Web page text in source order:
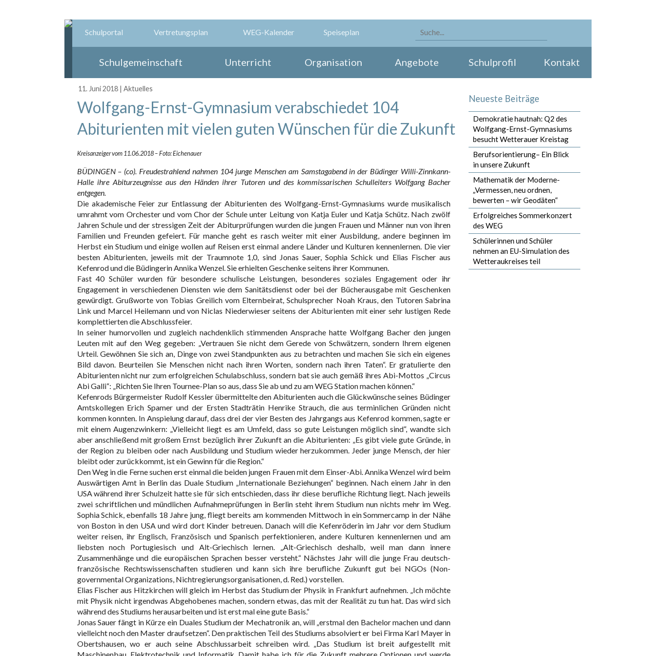
Schulportal Vertretungsplan WEG-Kalender Speiseplan
Schulgemeinschaft Unterricht Organisation Angebote Schulprofil Kontakt
11. Juni 2018 |Aktuelles
Wolfgang-Ernst-Gymnasium verabschiedet 104
Abiturienten mit vielen guten Wünschen für die Zukunft
Kreisanzeiger vom 11.06.2018 – Foto: Eichenauer
BÜDINGEN – (co). Freudestrahlend nahmen 104 junge Menschen am Samstagabend in der Büdinger Willi-Zinnkann-
Halle ihre Abiturzeugnisse aus den Händen ihrer Tutoren und des kommissarischen Schulleiters Wolfgang Bacher
entgegen.
Die akademische Feier zur Entlassung der Abiturienten des Wolfgang-Ernst-Gymnasiums wurde musikalisch
umrahmt vom Orchester und vom Chor der Schule unter Leitung von Katja Euler und Katja Schütz. Nach zwölf
Jahren Schule und der stressigen Zeit der Abiturprüfungen wurden die jungen Frauen und Männer nun von ihren
Familien und Freunden gefeiert. Für manche geht es rasch weiter mit einer Ausbildung, andere beginnen im
Herbst ein Studium und einige wollen auf Reisen erst einmal andere Länder und Kulturen kennenlernen. Die vier
besten Abiturienten, jeweils mit der Traumnote 1,0, sind Jonas Sauer, Sophia Schick und Elias Fischer aus
Kefenrod und die Büdingerin Annika Wenzel. Sie erhielten Geschenke seitens ihrer Kommunen.
Fast 40 Schüler wurden für besondere schulische Leistungen, besonderes soziales Engagement oder ihr
Engagement in verschiedenen Diensten wie dem Sanitätsdienst oder bei der Bücherausgabe mit Geschenken
gewürdigt. Grußworte von Tobias Greilich vom Elternbeirat, Schulsprecher Noah Kraus, den Tutoren Sabrina
Link und Marcel Heilemann und von Niclas Niederwieser seitens der Abiturienten mit einer sehr lustigen Rede
komplettierten die Abschlussfeier.
In seiner humorvollen und zugleich nachdenklich stimmenden Ansprache hatte Wolfgang Bacher den jungen
Leuten mit auf den Weg gegeben: „Vertrauen Sie nicht dem Gerede von Schwätzern, sondern Ihrem eigenen
Urteil. Gewöhnen Sie sich an, Dinge von zwei Standpunkten aus zu betrachten und machen Sie sich ein eigenes
Bild davon. Beurteilen Sie Menschen nicht nach ihren Worten, sondern nach ihren Taten“. Er gratulierte den
Abiturienten nicht nur zum erfolgreichen Schulabschluss, sondern bat sie auch gemäß ihres Abi-Mottos „Circus
Abi Galli“: „Richten Sie Ihren Tournee-Plan so aus, dass Sie ab und zu am WEG Station machen können.“
Kefenrods Bürgermeister Rudolf Kessler übermittelte den Abiturienten auch die Glückwünsche seines Büdinger
Amtskollegen Erich Spamer und der Ersten Stadträtin Henrike Strauch, die aus terminlichen Gründen nicht
kommen konnten. In Anspielung darauf, dass drei der vier Besten des Jahrgangs aus Kefenrod kommen, sagte er
mit einem Augenzwinkern: „Vielleicht liegt es am Umfeld, dass so gute Leistungen möglich sind“, wandte sich
aber anschließend mit großem Ernst bezüglich ihrer Zukunft an die Abiturienten: „Es gibt viele gute Gründe, in
der Region zu bleiben oder nach Ausbildung und Studium wieder herzukommen. Jeder junge Mensch, der hier
bleibt oder zurückkommt, ist ein Gewinn für die Region.“
Den Weg in die Ferne suchen erst einmal die beiden jungen Frauen mit dem Einser-Abi. Annika Wenzel wird beim
Auswärtigen Amt in Berlin das Duale Studium „Internationale Beziehungen“ beginnen. Nach einem Jahr in den
USA während ihrer Schulzeit hatte sie für sich entschieden, dass ihr diese berufliche Richtung liegt. Nach jeweils
zwei schriftlichen und mündlichen Aufnahmeprüfungen in Berlin steht ihrem Studium nun nichts mehr im Weg.
Sophia Schick, ebenfalls 18 Jahre jung, fliegt bereits am kommenden Mittwoch in ein Sommercamp in der Nähe
von Boston in den USA und wird dort Kinder betreuen. Danach will die Kefenröderin im Jahr vor dem Studium
weiter reisen, ihr Englisch, Französisch und Spanisch perfektionieren, andere Kulturen kennenlernen und am
liebsten noch Portugiesisch und Alt-Griechisch lernen. „Alt-Griechisch deshalb, weil man dann innere
Zusammenhänge und die europäischen Sprachen besser versteht.“ Nächstes Jahr will die junge Frau deutsch-
französische Rechtswissenschaften studieren und kann sich ihre berufliche Zukunft gut bei NGOs (Non-
governmental Organizations, Nichtregierungsorganisationen, d. Red.) vorstellen.
Elias Fischer aus Hitzkirchen will gleich im Herbst das Studium der Physik in Frankfurt aufnehmen. „Ich möchte
mit Physik nicht irgendwas Abgehobenes machen, sondern etwas, das mit der Realität zu tun hat. Das wird sich
während des Studiums herausarbeiten und ist erst mal eine gute Basis.“
Jonas Sauer fängt in Kürze ein Duales Studium der Mechatronik an, will „erstmal den Bachelor machen und dann
vielleicht noch den Master draufsetzen“. Den praktischen Teil des Studiums absolviert er bei Firma Karl Mayer in
Obertshausen, wo er auch seine Abschlussarbeit schreiben wird. „Das Studium ist breit aufgestellt mit
Neueste Beiträge
Demokratie hautnah: Q2 des
Wolfgang-Ernst-Gymnasiums
besucht Wetterauer Kreistag
Berufsorientierung– Ein Blick
in unsere Zukunft
Mathematik der Moderne-
„Vermessen, neu ordnen,
bewerten – wir Geodäten“
Erfolgreiches Sommerkonzert
des WEG
Schülerinnen und Schüler
nehmen an EU-Simulation des
Wetteraukreises teil